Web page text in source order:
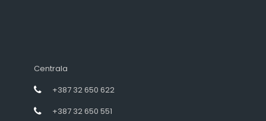
Centrala
+387 32 650 622
+387 32 650 551